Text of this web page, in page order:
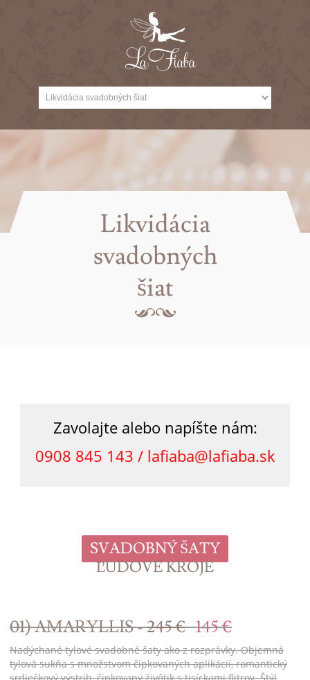
Likvidácia
svadobných
šiat
Zavolajte alebo napíšte nám:
0908 845 143 / lafiaba@lafiaba.sk
SVADOBNÝ ŠATY
ĽUDOVÉ KROJE
01) AMARYLLIS -245 € 145 €
Nadýchané tylové svadobné šaty ako z rozprávky. Objemná
tylová sukňa s množstvom čipkovaných aplikácií, romantický